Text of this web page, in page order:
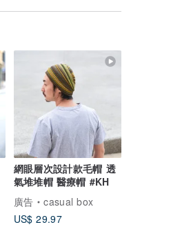
網眼層次設計款毛帽 透
氣堆堆帽 醫療帽 #KH
廣告
casual box
US$ 29.97